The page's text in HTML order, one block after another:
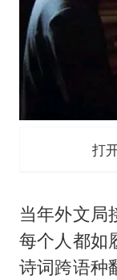
打
当年外文局
每个人都如
诗词跨语种